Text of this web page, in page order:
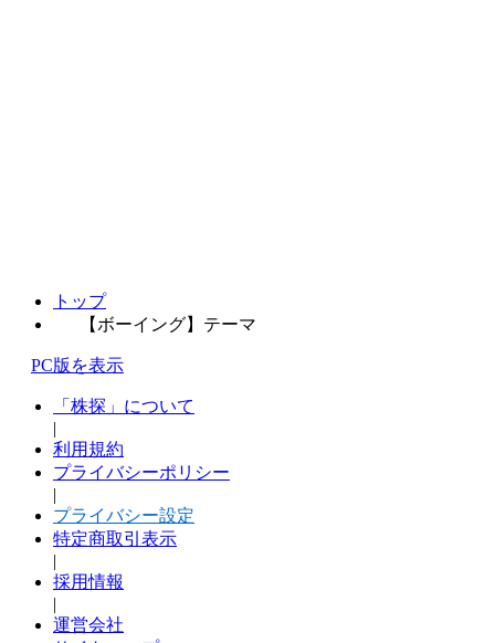
トップ
【ボーイング】テーマ
PC版を表示
「株探」について
|
利用規約
プライバシーポリシー
|
プライバシー設定
特定商取引表示
|
採用情報
|
運営会社